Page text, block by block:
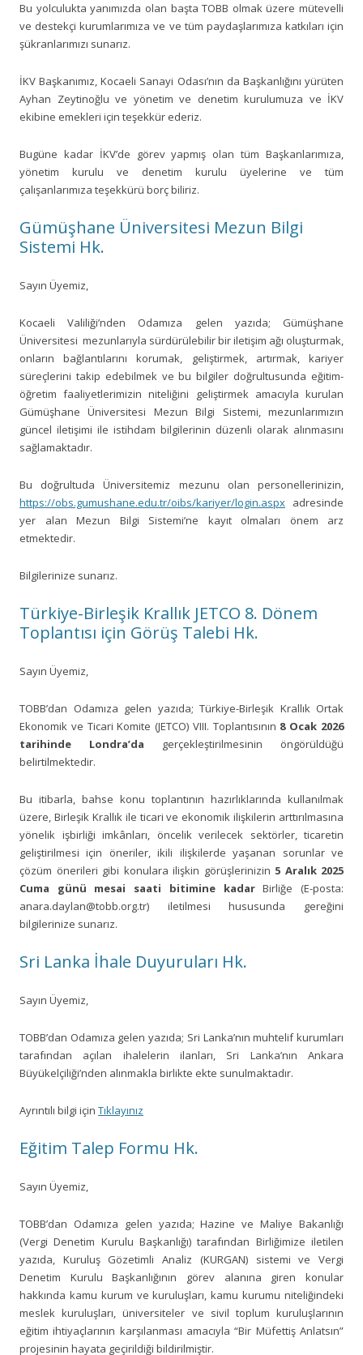
Bu yolculukta yanımızda olan başta TOBB olmak üzere mütevelli
ve destekçi kurumlarımıza ve ve tüm paydaşlarımıza katkıları için
şükranlarımızı sunarız.
İKV Başkanımız, Kocaeli Sanayi Odası’nın da Başkanlığını yürüten
Ayhan Zeytinoğlu ve yönetim ve denetim kurulumuza ve İKV
ekibine emekleri için teşekkür ederiz.
Bugüne kadar İKV’de görev yapmış olan tüm Başkanlarımıza,
yönetim kurulu ve denetim kurulu üyelerine ve tüm
çalışanlarımıza teşekkürü borç biliriz.
Gümüşhane Üniversitesi Mezun Bilgi
Sistemi Hk.
Sayın Üyemiz,
Kocaeli Valiliği’nden Odamıza gelen yazıda; Gümüşhane
Üniversitesi mezunlarıyla sürdürülebilir bir iletişim ağı oluşturmak,
onların bağlantılarını korumak, geliştirmek, artırmak, kariyer
süreçlerini takip edebilmek ve bu bilgiler doğrultusunda eğitim-
öğretim faaliyetlerimizin niteliğini geliştirmek amacıyla kurulan
Gümüşhane Üniversitesi Mezun Bilgi Sistemi, mezunlarımızın
güncel iletişimi ile istihdam bilgilerinin düzenli olarak alınmasını
sağlamaktadır.
Bu doğrultuda Üniversitemiz mezunu olan personellerinizin,
https://obs.gumushane.edu.tr/oibs/kariyer/login.aspx adresinde
yer alan Mezun Bilgi Sistemi’ne kayıt olmaları önem arz
etmektedir.
Bilgilerinize sunarız.
Türkiye-Birleşik Krallık JETCO 8. Dönem
Toplantısı için Görüş Talebi Hk.
Sayın Üyemiz,
TOBB’dan Odamıza gelen yazıda; Türkiye-Birleşik Krallık Ortak
Ekonomik ve Ticari Komite (JETCO) VIII. Toplantısının 8 Ocak 2026
tarihinde Londra’da gerçekleştirilmesinin öngörüldüğü
belirtilmektedir.
Bu itibarla, bahse konu toplantının hazırlıklarında kullanılmak
üzere, Birleşik Krallık ile ticari ve ekonomik ilişkilerin arttırılmasına
yönelik işbirliği imkânları, öncelik verilecek sektörler, ticaretin
geliştirilmesi için öneriler, ikili ilişkilerde yaşanan sorunlar ve
çözüm önerileri gibi konulara ilişkin görüşlerinizin 5 Aralık 2025
Cuma günü mesai saati bitimine kadarBirliğe (E-posta:
anara.daylan@tobb.org.tr) iletilmesi hususunda gereğini
bilgilerinize sunarız.
Sri Lanka İhale Duyuruları Hk.
Sayın Üyemiz,
TOBB’dan Odamıza gelen yazıda; Sri Lanka’nın muhtelif kurumları
tarafından açılan ihalelerin ilanları, Sri Lanka’nın Ankara
Büyükelçiliği’nden alınmakla birlikte ekte sunulmaktadır.
Ayrıntılı bilgi için Tıklayınız
Eğitim Talep Formu Hk.
Sayın Üyemiz,
TOBB’dan Odamıza gelen yazıda; Hazine ve Maliye Bakanlığı
(Vergi Denetim Kurulu Başkanlığı) tarafından Birliğimize iletilen
yazıda, Kuruluş Gözetimli Analiz (KURGAN) sistemi ve Vergi
Denetim Kurulu Başkanlığının görev alanına giren konular
hakkında kamu kurum ve kuruluşları, kamu kurumu niteliğindeki
meslek kuruluşları, üniversiteler ve sivil toplum kuruluşlarının
eğitim ihtiyaçlarının karşılanması amacıyla “Bir Müfettiş Anlatsın”
projesinin hayata geçirildiği bildirilmiştir.